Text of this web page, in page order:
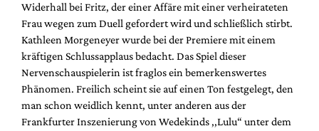
Widerhall bei Fritz, der einer Affäre mit einer verheirateten
Frau wegen zum Duell gefordert wird und schließlich stirbt.
Kathleen Morgeneyer wurde bei der Premiere mit einem
kräftigen Schlussapplaus bedacht. Das Spiel dieser
Nervenschauspielerin ist fraglos ein bemerkenswertes
Phänomen. Freilich scheint sie auf einen Ton festgelegt, den
man schon weidlich kennt, unter anderen aus der
Frankfurter Inszenierung von Wedekinds ,,Lulu“ unter dem